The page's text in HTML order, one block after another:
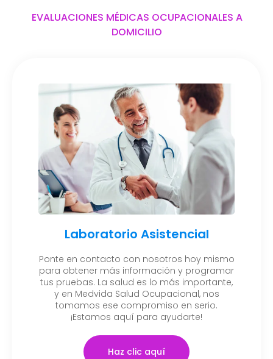
EVALUACIONES MÉDICAS OCUPACIONALES A
DOMICILIO
Laboratorio Asistencial
Ponte en contacto con nosotros hoy mismo
para obtener más información y programar
tus pruebas. La salud es lo más importante,
y en Medvida Salud Ocupacional, nos
tomamos ese compromiso en serio.
¡Estamos aquí para ayudarte!
Haz clic aquí